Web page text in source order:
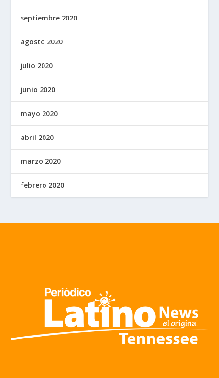
septiembre 2020
agosto 2020
julio 2020
junio 2020
mayo 2020
abril 2020
marzo 2020
febrero 2020